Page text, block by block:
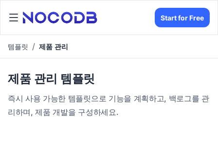
Start for Free
템플릿 제품 관리
제품 관리 템플릿
즉시 사용 가능한 템플릿으로 기능을 계획하고, 백로그를 관
리하며, 제품 개발을 구성하세요.